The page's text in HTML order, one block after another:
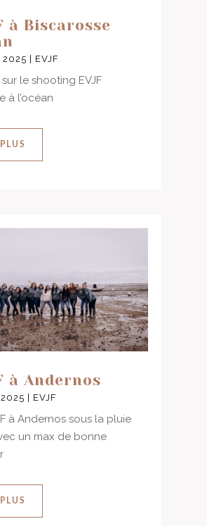
à Biscarosse
2025 EVJF
le shooting EVJF
à l’océan
à Andernos
EVJF
à Andernos sous la pluie
un max de bonne